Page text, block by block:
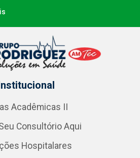
Acadêmicas II
Consultório Aqui
Hospitalares